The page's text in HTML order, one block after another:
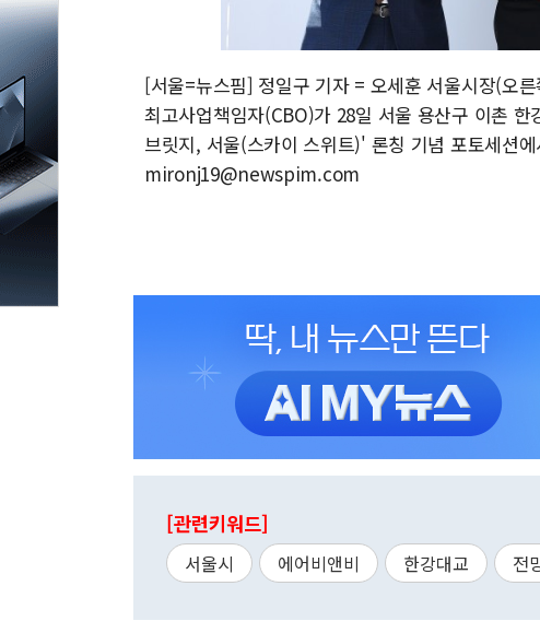
[서울=뉴스핌] 정일구 기자 = 오세훈 서울시장(오
최고사업책임자(CBO)가 28일 서울 용산구 이촌
브릿지, 서울(스카이 스위트)' 론칭 기념 포토세션
mironj19@newspim.com
[관련키워드]
서울시 에어비앤비 한강대교 전